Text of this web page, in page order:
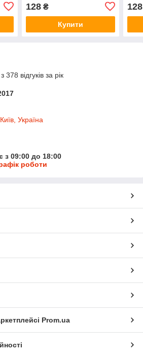
128₴
Купити
128
відгуків за рік
Україна
з 09:00 до 18:00
роботи
Prom.ua